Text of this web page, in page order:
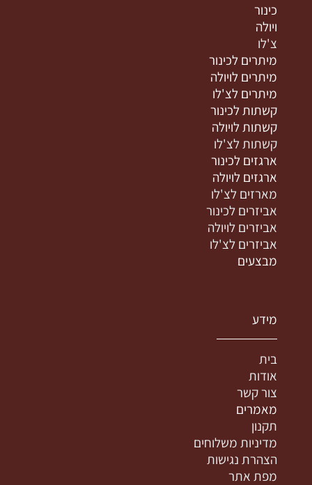
כינור
ויולה
צ'לו
מיתרים לכינור
מיתרים לויולה
מיתרים לצ'לו
קשתות לכינור
קשתות לויולה
קשתות לצ'לו
ארגזים לכינור
ארגזים לויולה
מארזים לצ'לו
אביזרים לכינור
אביזרים לויולה
אביזרים לצ'לו
מבצעים
מידע
בית
אודות
צור קשר
מאמרים
תקנון
מדיניות משלוחים
הצהרת נגישות
מפת אתר